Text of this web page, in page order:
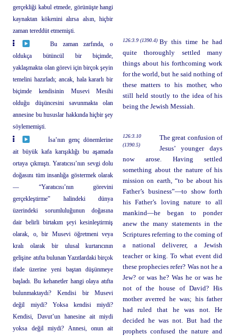
gerçekliği kabul etmede, görünüşte hangi
kaynaktan kökenini alırsa alsın, hiçbir
zaman tereddüt etmemişti.
Bu zaman zarfında, o
oldukça bütüncül bir biçimde,
yaklaşmakta olan görevi için birçok şeyin
temelini hazırladı; ancak, hala kararlı bir
biçimde kendisinin Musevi Mesihi
olduğu düşüncesini savunmakta olan
annesine bu hususlar hakkında hiçbir şey
söylememişti.
126:3.9 (1390.4) By this time he had
quite thoroughly settled many
things about his forthcoming work
for the world, but he said nothing of
these matters to his mother, who
still held stoutly to the idea of his
being the Jewish Messiah.
İsa’nın genç dönemlerine
ait büyük kafa karışıklığı bu aşamada
ortaya çıkmıştı. Yaratıcısı’nın sevgi dolu
doğasını tüm insanlığa göstermek olarak
— “Yaratıcısı’nın görevini
gerçekleştirme” halindeki dünya
üzerindeki sorumluluğunun doğasına
dair belirli birtakım şeyi kesinleştirmiş
olarak, o, bir Musevi öğretmeni veya
kralı olarak bir ulusal kurtarıcının
gelişine atıfta bulunan Yazıtlardaki birçok
ifade üzerine yeni baştan düşünmeye
başladı. Bu kehanetler hangi olaya atıfta
bulunmaktaydı? Kendisi bir Musevi
değil miydi? Yoksa kendisi miydi?
Kendisi, Davut’un hanesine ait miydi
yoksa değil miydi? Annesi, onun ait
126:3.10
(1390.5)
The great confusion of
Jesus’ younger days
now arose. Having settled
something about the nature of his
mission on earth, “to be about his
Father’s business”—to show forth
his Father’s loving nature to all
mankind—he began to ponder
anew the many statements in the
Scriptures referring to the coming of
a national deliverer, a Jewish
teacher or king. To what event did
these prophecies refer? Was not he a
Jew? or was he? Was he or was he
not of the house of David? His
mother averred he was; his father
had ruled that he was not. He
decided he was not. But had the
prophets confused the nature and